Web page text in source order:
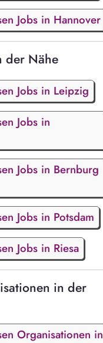
Jobs in Hannover
der Nähe
Jobs in Leipzig
Jobs in
Jobs in Bernburg
Jobs in Potsdam
Jobs in Riesa
in der
Organisationen in